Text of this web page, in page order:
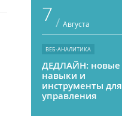
7 / Августа
ВЕБ-АНАЛИТИКА
ДЕДЛАЙН: новые
навыки и
инструменты для
управления